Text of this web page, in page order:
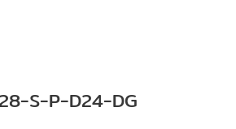
S-P-D24-DG